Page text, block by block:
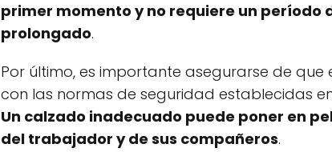
primer momento y no requiere un período
prolongado.
Por último, es importante asegurarse de
con las normas de seguridad establecidas
Un calzado inadecuado puede poner en
del trabajador y de sus compañeros.